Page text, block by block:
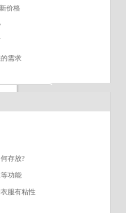
价格
需求
存放?
功能
服有粘性